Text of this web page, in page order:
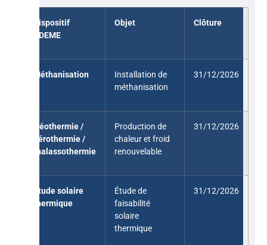
Dispositif
ADEME
Objet Clôture
Méthanisation
Installation de
méthanisation
31/12/2026
Géothermie /
aérothermie /
thalassothermie
Production de
chaleur et froid
renouvelable
31/12/2026
Étude solaire
thermique
Étude de
faisabilité
solaire
thermique
31/12/2026